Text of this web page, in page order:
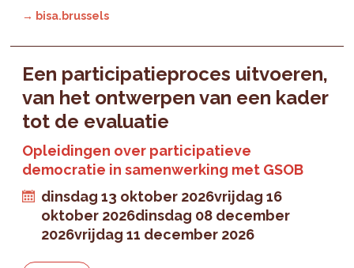
→ bisa.brussels
Een participatieproces uitvoeren,
van het ontwerpen van een kader
tot de evaluatie
Opleidingen over participatieve
democratie in samenwerking met GSOB
dinsdag 13 oktober 2026vrijdag 16
oktober 2026dinsdag 08 december
2026vrijdag 11 december 2026